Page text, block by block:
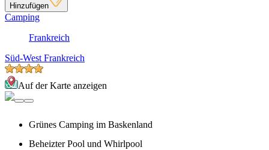
Hinzufügen
Camping
Frankreich
Süd-West Frankreich
Auf der Karte anzeigen
Grünes Camping im Baskenland
Beheizter Pool und Whirlpool